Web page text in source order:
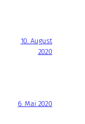
10. August
2020
6. Mai 2020